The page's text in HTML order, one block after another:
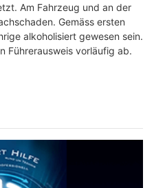
Am Fahrzeug und an der
Gemäss ersten
alkoholisiert gewesen sein.
Führerausweis vorläufig ab.